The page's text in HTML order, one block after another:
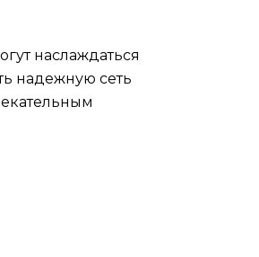
наслаждаться
надежную сеть